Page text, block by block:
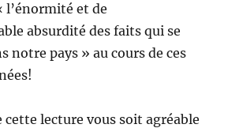
l’énormité et de
absurdité des faits qui se
notre pays » au cours de ces
cette lecture vous soit agréable